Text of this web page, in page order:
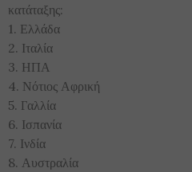
κατάταξης:
1. Ελλάδα
2. Ιταλία
3. ΗΠΑ
4. Νότιος Αφρική
5. Γαλλία
6. Ισπανία
7. Ινδία
8. Αυστραλία